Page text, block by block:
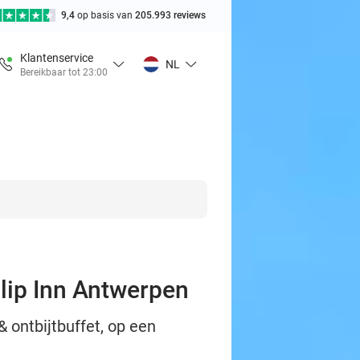
9,4 op basis van 205.993 reviews
Klantenservice
Bereikbaar tot 23:00
NL
Inn Antwerpen
ontbijtbuffet, op een